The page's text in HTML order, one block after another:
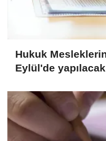
Hukuk
Eylül'de yapılacak